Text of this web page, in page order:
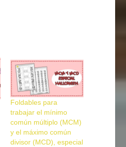
Foldables para
trabajar el mínimo
común múltiplo (MCM)
y el máximo común
divisor (MCD), especial